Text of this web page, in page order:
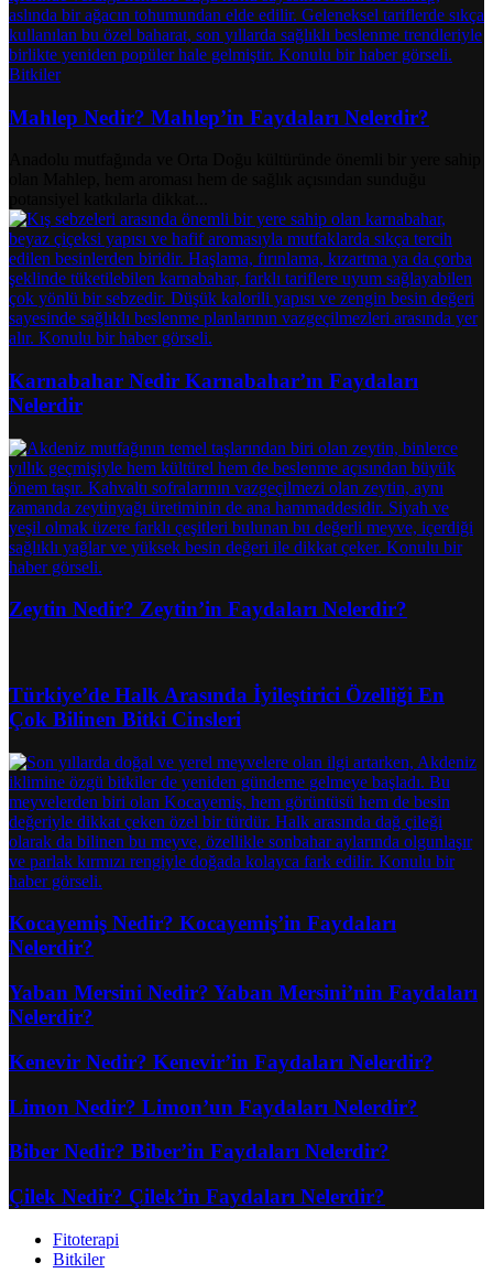
Bitkiler
Mahlep Nedir? Mahlep’in Faydaları Nelerdir?
Karnabahar Nedir Karnabahar’ın Faydaları
Nelerdir
Zeytin Nedir? Zeytin’in Faydaları Nelerdir?
Türkiye’de Halk Arasında İyileştirici Özelliği En
Çok Bilinen Bitki Cinsleri
Kocayemiş Nedir? Kocayemiş’in Faydaları
Nelerdir?
Yaban Mersini Nedir? Yaban Mersini’nin Faydaları
Nelerdir?
Kenevir Nedir? Kenevir’in Faydaları Nelerdir?
Limon Nedir? Limon’un Faydaları Nelerdir?
Biber Nedir? Biber’in Faydaları Nelerdir?
Çilek Nedir? Çilek’in Faydaları Nelerdir?
Fitoterapi
Bitkiler